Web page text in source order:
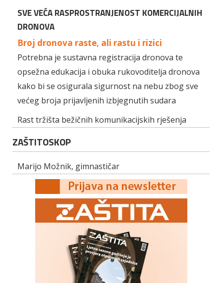
SVE VEĆA RASPROSTRANJENOST KOMERCIJALNIH
DRONOVA
Broj dronova raste, ali rastu i rizici
Potrebna je sustavna registracija dronova te
opsežna edukacija i obuka rukovoditelja dronova
kako bi se osigurala sigurnost na nebu zbog sve
većeg broja prijavljenih izbjegnutih sudara
Rast tržišta bežičnih komunikacijskih rješenja
ZAŠTITOSKOP
Marijo Možnik, gimnastičar